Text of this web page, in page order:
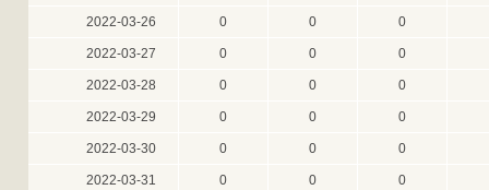
2022-03-26 0 0 0
2022-03-27 0 0 0
2022-03-28 0 0 0
2022-03-29 0 0 0
2022-03-30 0 0 0
2022-03-31 0 0
0